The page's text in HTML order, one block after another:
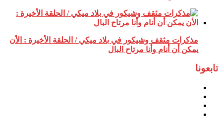
مذكرات مثقف وشيكور في بلاد ميكي / الحلقة الأخيرة : الأن
يمكن أن أنام وأنا مرتاح البال
تابعونا